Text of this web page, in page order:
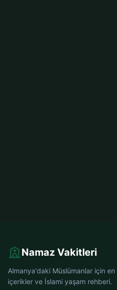
Namaz Vakitleri
Almanya'daki Müslümanlar için
içerikler ve İslami yaşam rehberi.